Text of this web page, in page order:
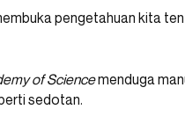
pengetahuan kita
of Sciencemenduga
sedotan.